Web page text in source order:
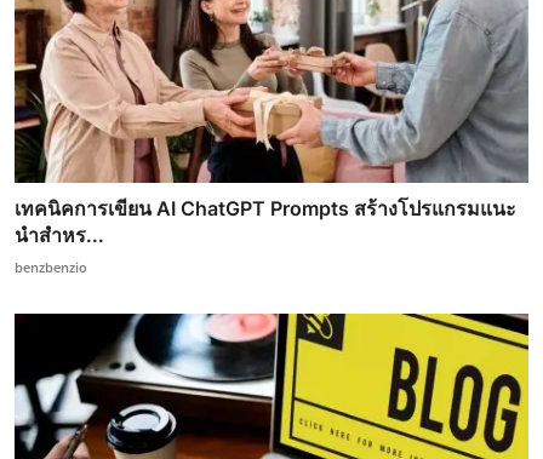
เทคนิคการเขียน AI ChatGPT Prompts สร้างโปรแกรมแนะ
นำสำหร...
benzbenzio